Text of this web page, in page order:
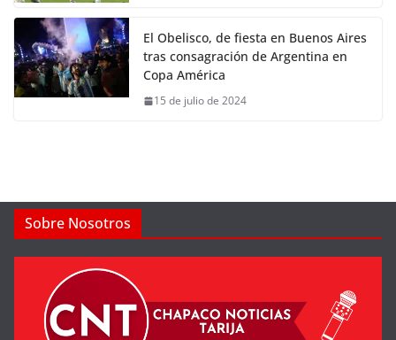
El Obelisco, de fiesta en Buenos Aires
tras consagración de Argentina en
Copa América
15 de julio de 2024
Sobre Nosotros